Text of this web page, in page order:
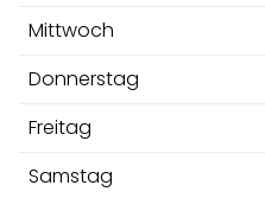
Mittwoch
Donnerstag
Freitag
Samstag